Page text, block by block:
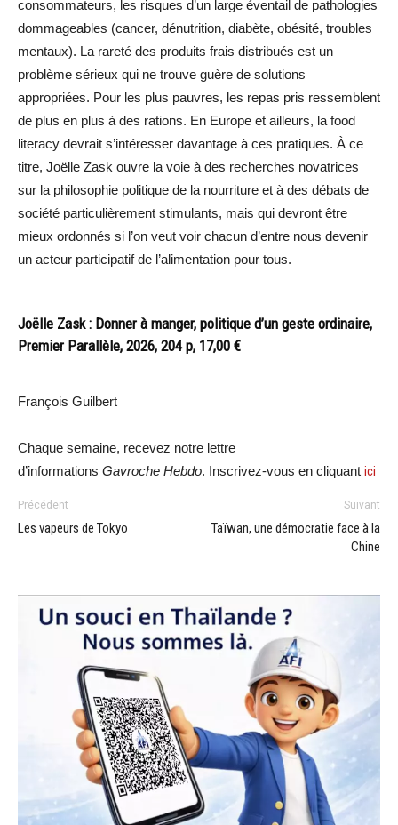
consommateurs, les risques d’un large éventail de pathologies
dommageables (cancer, dénutrition, diabète, obésité, troubles
mentaux). La rareté des produits frais distribués est un
problème sérieux qui ne trouve guère de solutions
appropriées. Pour les plus pauvres, les repas pris ressemblent
de plus en plus à des rations. En Europe et ailleurs, la food
literacy devrait s’intéresser davantage à ces pratiques. À ce
titre, Joëlle Zask ouvre la voie à des recherches novatrices
sur la philosophie politique de la nourriture et à des débats de
société particulièrement stimulants, mais qui devront être
mieux ordonnés si l’on veut voir chacun d’entre nous devenir
un acteur participatif de l’alimentation pour tous.
Joëlle Zask : Donner à manger, politique d’un geste ordinaire,
Premier Parallèle, 2026, 204 p, 17,00 €
François Guilbert
Chaque semaine, recevez notre lettre
d’informations Gavroche Hebdo. Inscrivez-vous en cliquant ici
Précédent
Les vapeurs de Tokyo
Suivant
Taïwan, une démocratie face à la
Chine